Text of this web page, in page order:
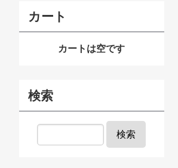
カート
カートは空です
検索
検索